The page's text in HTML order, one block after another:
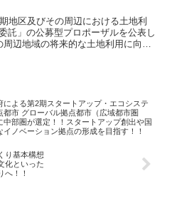
地区及びその周辺における土地利
託」の公募型プロポーザルを公表し
辺地域の将来的な土地利用に向け
による第2期スタートアップ・エコシステ
都市 グローバル拠点都市（広域都市圏
中部圏が選定！！スタートアップ創出や国
イノベーション拠点の形成を目指す！！
り基本構想
化といった
へ！！